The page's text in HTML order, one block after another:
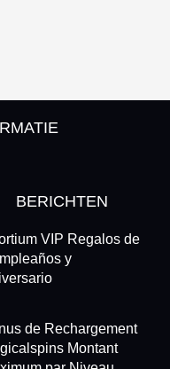
BERICHTEN
VIP Regalos de
y
de Rechargement
Montant